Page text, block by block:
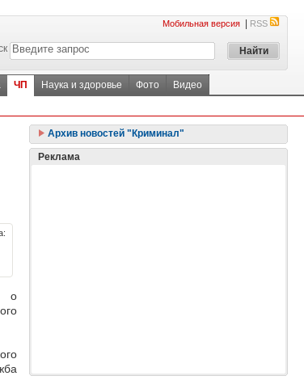
Мобильная версия RSS
ЧП Наука и здоровье Фото
Видео
о
Архив новостей "Криминал"
Реклама